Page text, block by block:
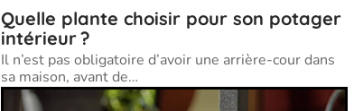
Quelle plante choisir pour son potager
intérieur ?
Il n’est pas obligatoire d’avoir une arrière-cour dans
sa maison, avant de…